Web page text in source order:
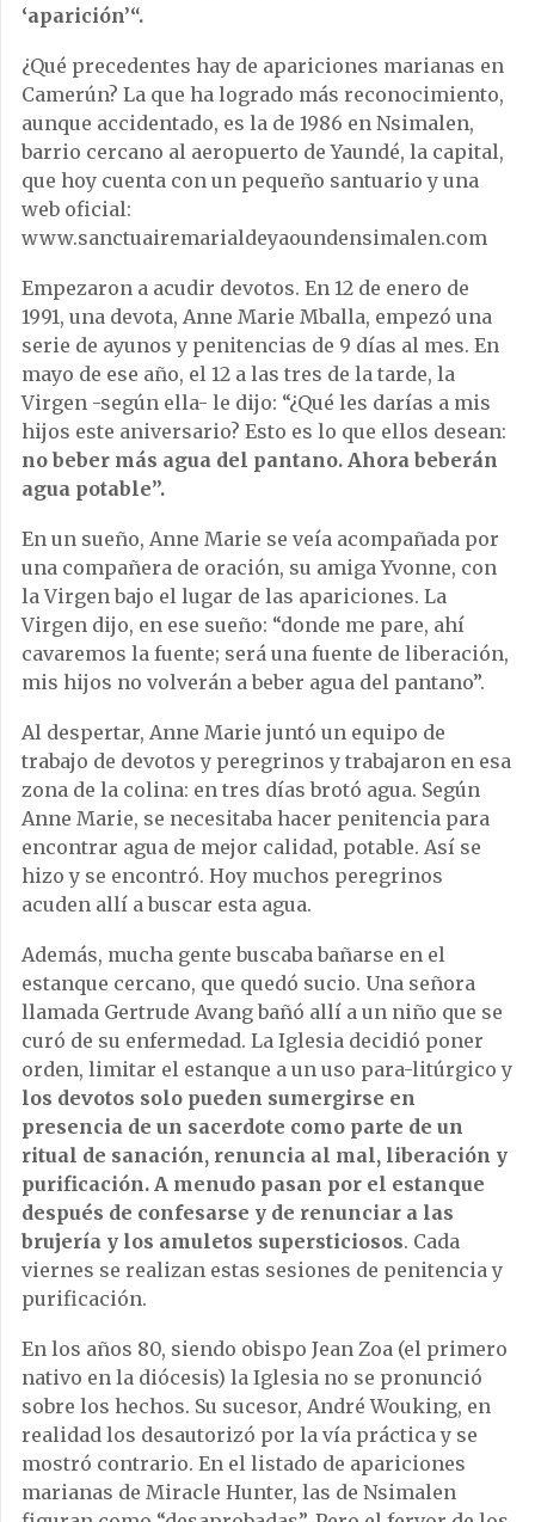
‘aparición’“.
¿Qué precedentes hay de apariciones marianas en
Camerún? La que ha logrado más reconocimiento,
aunque accidentado, es la de 1986 en Nsimalen,
barrio cercano al aeropuerto de Yaundé, la capital,
que hoy cuenta con un pequeño santuario y una
web oficial:
www.sanctuairemarialdeyaoundensimalen.com
Empezaron a acudir devotos. En 12 de enero de
1991, una devota, Anne Marie Mballa, empezó una
serie de ayunos y penitencias de 9 días al mes. En
mayo de ese año, el 12 a las tres de la tarde, la
Virgen -según ella- le dijo: “¿Qué les darías a mis
hijos este aniversario? Esto es lo que ellos desean:
no beber más agua del pantano. Ahora beberán
agua potable”.
En un sueño, Anne Marie se veía acompañada por
una compañera de oración, su amiga Yvonne, con
la Virgen bajo el lugar de las apariciones. La
Virgen dijo, en ese sueño: “donde me pare, ahí
cavaremos la fuente; será una fuente de liberación,
mis hijos no volverán a beber agua del pantano”.
Al despertar, Anne Marie juntó un equipo de
trabajo de devotos y peregrinos y trabajaron en esa
zona de la colina: en tres días brotó agua. Según
Anne Marie, se necesitaba hacer penitencia para
encontrar agua de mejor calidad, potable. Así se
hizo y se encontró. Hoy muchos peregrinos
acuden allí a buscar esta agua.
Además, mucha gente buscaba bañarse en el
estanque cercano, que quedó sucio. Una señora
llamada Gertrude Avang bañó allí a un niño que se
curó de su enfermedad. La Iglesia decidió poner
orden, limitar el estanque a un uso para-litúrgico y
los devotos solo pueden sumergirse en
presencia de un sacerdote como parte de un
ritual de sanación, renuncia al mal, liberación y
purificación. A menudo pasan por el estanque
después de confesarse y de renunciar a las
brujería y los amuletos supersticiosos. Cada
viernes se realizan estas sesiones de penitencia y
purificación.
En los años 80, siendo obispo Jean Zoa (el primero
nativo en la diócesis) la Iglesia no se pronunció
sobre los hechos. Su sucesor, André Wouking, en
realidad los desautorizó por la vía práctica y se
mostró contrario. En el listado de apariciones
marianas de Miracle Hunter, las de Nsimalen